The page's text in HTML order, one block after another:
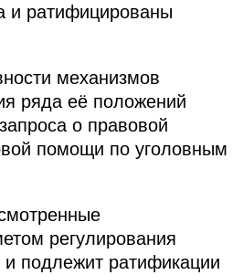
и ратифицированы
механизмов
ряда её положений
о правовой
помощи по уголовным
регулирования
подлежит ратификации